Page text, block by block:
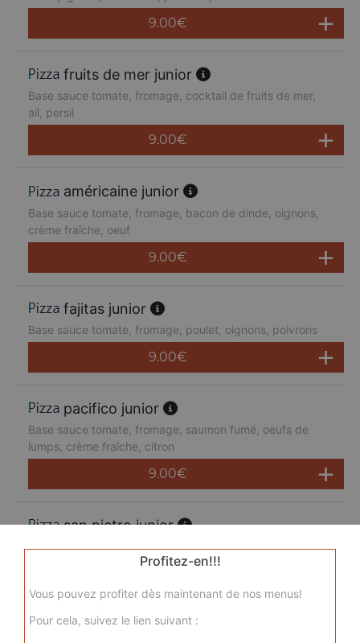
9.00€
fruits de mer junior
Base sauce tomate, fromage, cocktail de fruits de mer,
ail, persil
9.00€
américaine junior
Base sauce tomate, fromage, bacon de dinde, oignons,
crème fraîche, oeuf
9.00€
fajitas junior
Base sauce tomate, fromage, poulet, oignons, poivrons
9.00€
pacifico junior
Base sauce tomate, fromage, saumon fumé, oeufs de
lumps, crème fraîche, citron
9.00€
san pietro junior
Base sauce tomate, fromage, chorizo, jambon de dinde,
merguez, champignons
9.00€
Profitez-en!!!
Vous pouvez profiter dès maintenant de nos menus!
Pour cela, suivez le lien suivant :